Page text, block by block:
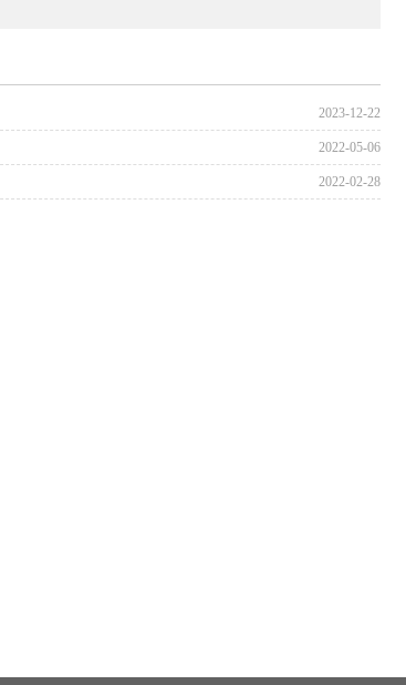
2023-12-22
2022-05-06
2022-02-28